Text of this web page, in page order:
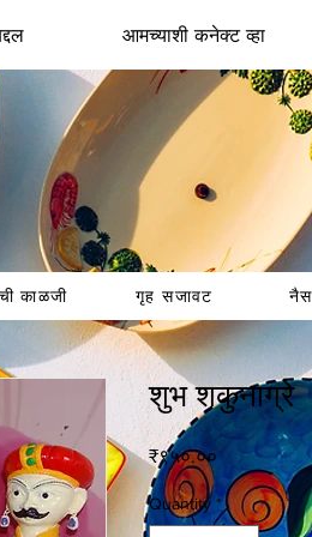
आमच्याशी कनेक्ट व्हा
काळजी गृह सजावट
शुभ शकुनाग्रे
₹९५०.०० Price
Quantity *